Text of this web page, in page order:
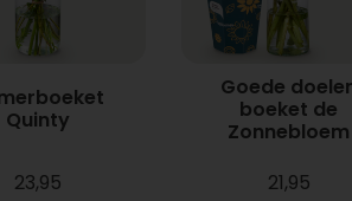
Quinty
23,95
Goede
boeket de
Zonnebloem
21,95